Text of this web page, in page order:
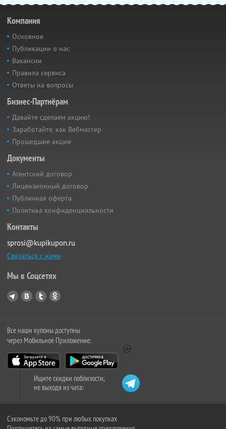
Компания
Основное
Публикации о нас
Вакансии
Правила сервиса
Ответы на вопросы
Бизнес-Партнёрам
Давайте сделаем акцию!
Заработайте, как Вебмастер
Прошедшие акции
Документы
Агентский договор
Лицензионный договор
Публичная оферта
Политика конфиденциальности
Контакты
sprosi@kupikupon.ru
Связаться с нами
Мы в Соцсетях
Все наши купоны доступны
через Мобильное Приложение:
Ищите скидки поблизости,
не выходя из чата:
Сэкономьте до 90% при любых покупках